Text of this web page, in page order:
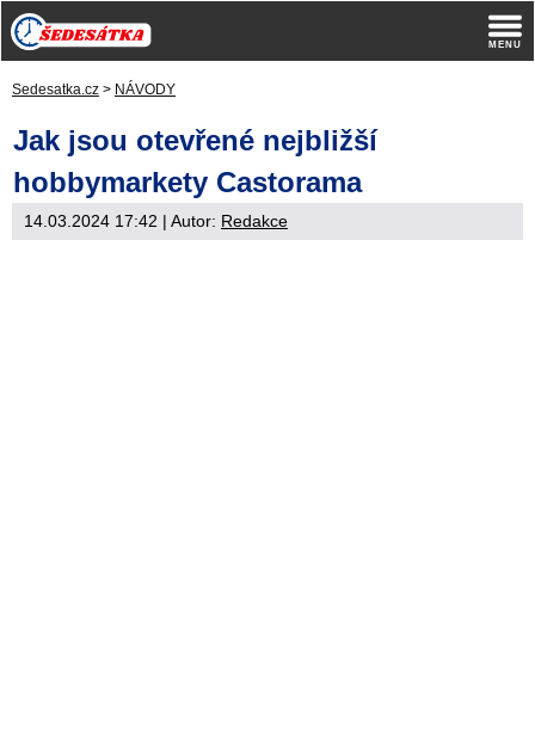
Sedesatka.cz > NÁVODY
Jak jsou otevřené nejbližší
hobbymarkety Castorama
14.03.2024 17:42 | Autor: Redakce